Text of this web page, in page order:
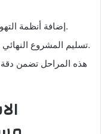
إضافة أنظمة التهوية والعزل لتأمين بيئة مناسبة للتخزين.
تسليم المشروع النهائي بعد الفحص والمطابقة مع المواصفات.
هذه المراحل تضمن دقة